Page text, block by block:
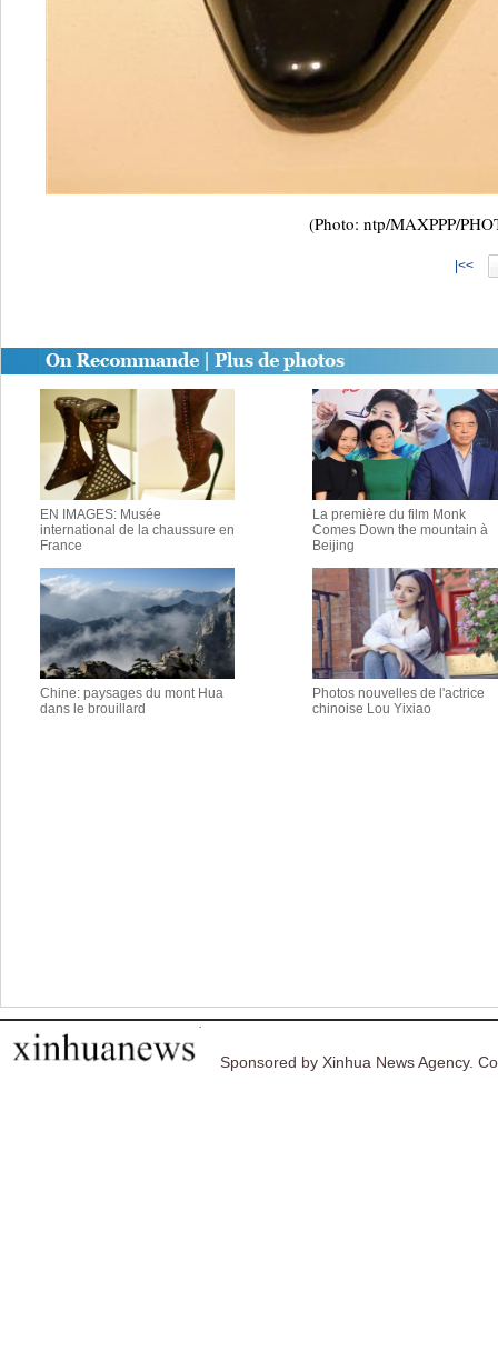
(Photo: ntp/MAXPPP/
|<<
EN IMAGES: Musée
international de la chaussure en
France
La première du film Monk
Comes Down the mountain à
Beijing
Chine: paysages du mont Hua
dans le brouillard
Photos nouvelles de l'actrice
chinoise Lou Yixiao
Sponsored by Xinhua News Agency.